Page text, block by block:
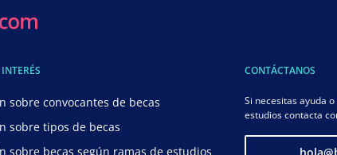
sobre convocantes de becas
sobre tipos de becas
sobre becas según ramas de estudios
CONTÁCTANOS
Si necesitas ayuda
estudios contacta